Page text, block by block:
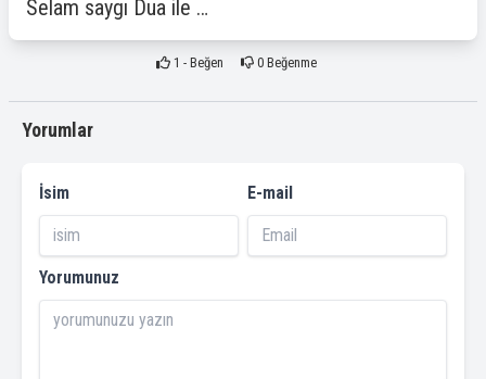
Selam saygı Dua ile …
1 - Beğen 0 Beğenme
Yorumlar
İsim E-mail
Yorumunuz